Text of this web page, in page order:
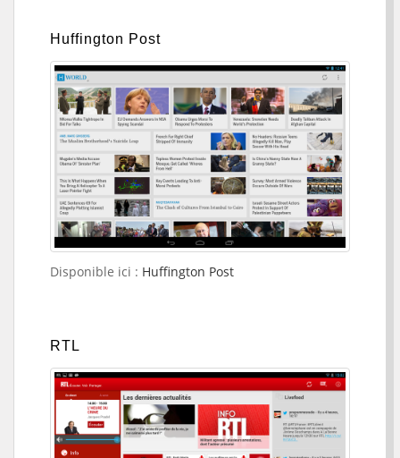
Huffington Post
Disponible ici : Huffington Post
RTL